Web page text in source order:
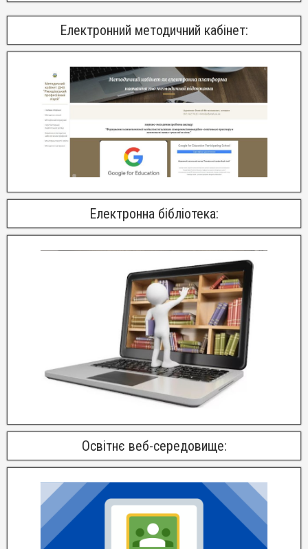
Електронний методичний кабінет:
Електронна бібліотека:
Освітнє веб-середовище: